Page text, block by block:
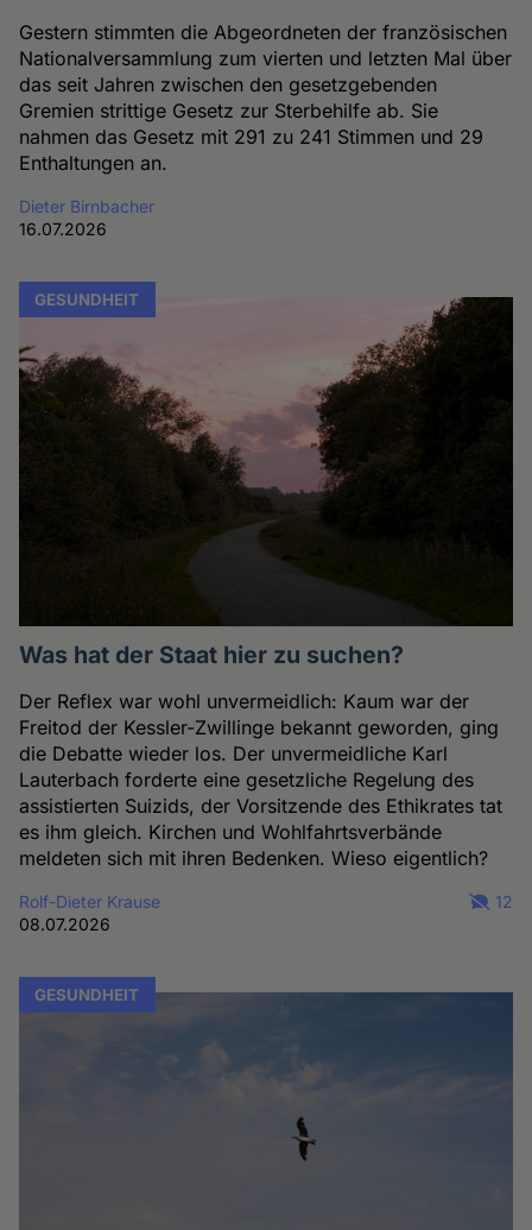
Gestern stimmten die Abgeordneten der französischen
Nationalversammlung zum vierten und letzten Mal über
das seit Jahren zwischen den gesetzgebenden
Gremien strittige Gesetz zur Sterbehilfe ab. Sie
nahmen das Gesetz mit 291 zu 241 Stimmen und 29
Enthaltungen an.
Dieter Birnbacher
16.07.2026
GESUNDHEIT
Was hat der Staat hier zu suchen?
Der Reflex war wohl unvermeidlich: Kaum war der
Freitod der Kessler-Zwillinge bekannt geworden, ging
die Debatte wieder los. Der unvermeidliche Karl
Lauterbach forderte eine gesetzliche Regelung des
assistierten Suizids, der Vorsitzende des Ethikrates tat
es ihm gleich. Kirchen und Wohlfahrtsverbände
meldeten sich mit ihren Bedenken. Wieso eigentlich?
Rolf-Dieter Krause
08.07.2026
12
GESUNDHEIT